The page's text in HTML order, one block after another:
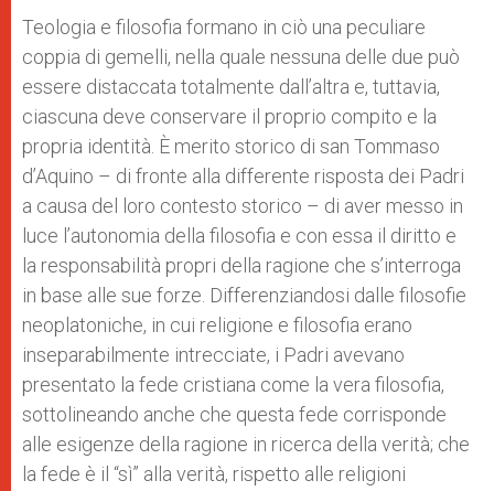
Teologia e filosofia formano in ciò una peculiare
coppia di gemelli, nella quale nessuna delle due può
essere distaccata totalmente dall’altra e, tuttavia,
ciascuna deve conservare il proprio compito e la
propria identità. È merito storico di san Tommaso
d’Aquino – di fronte alla differente risposta dei Padri
a causa del loro contesto storico – di aver messo in
luce l’autonomia della filosofia e con essa il diritto e
la responsabilità propri della ragione che s’interroga
in base alle sue forze. Differenziandosi dalle filosofie
neoplatoniche, in cui religione e filosofia erano
inseparabilmente intrecciate, i Padri avevano
presentato la fede cristiana come la vera filosofia,
sottolineando anche che questa fede corrisponde
alle esigenze della ragione in ricerca della verità; che
la fede è il “sì” alla verità, rispetto alle religioni